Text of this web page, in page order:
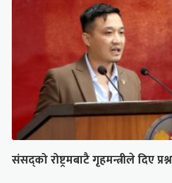
संसद्को रोष्ट्रमबाटै गृहमन्त्रीले दिए